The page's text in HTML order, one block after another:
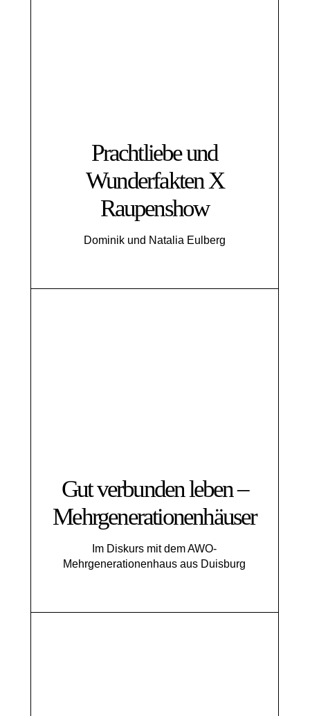
Prachtliebe und
Wunderfakten X
Raupenshow
Dominik und Natalia Eulberg
Gut verbunden leben –
Mehrgenerationenhäuser
Im Diskurs mit dem AWO-
Mehrgenerationenhaus aus Duisburg